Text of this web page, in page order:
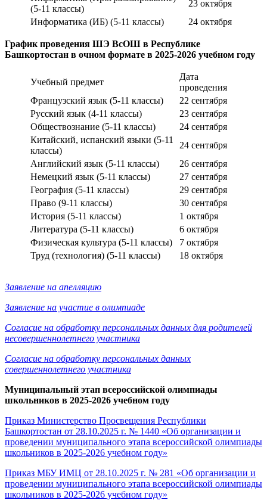
(5-11 классы)
23 октября
Информатика (ИБ) (5-11 классы)
24 октября
График проведения ШЭ ВсОШ в Республике
Башкортостан в очном формате в 2025-2026 учебном году
Учебный предмет
Дата
проведения
Французский язык (5-11 классы)
22 сентября
Русский язык (4-11 классы)
23 сентября
Обществознание (5-11 классы)
24 сентября
Китайский, испанский языки (5-11
классы)
24 сентября
Английский язык (5-11 классы)
26 сентября
Немецкий язык (5-11 классы)
27 сентября
География (5-11 классы)
29 сентября
Право (9-11 классы)
30 сентября
История (5-11 классы)
1 октября
Литература (5-11 классы)
6 октября
Физическая культура (5-11 классы)
7 октября
Труд (технология) (5-11 классы)
18 октября
Заявление на апелляцию
Заявление на участие в олимпиаде
Согласие на обработку персональных данных для родителей
несовершеннолетнего участника
Согласие на обработку персональных данных
совершеннолетнего участника
Муниципальный этап всероссийской олимпиады
школьников в 2025-2026 учебном году
Приказ Министерство Просвещения Республики
Башкортостан от 28.10.2025 г. № 1440 «Об организации и
проведении муниципального этапа всероссийской олимпиады
школьников в 2025-2026 учебном году»
Приказ МБУ ИМЦ от 28.10.2025 г. № 281 «Об организации и
проведении муниципального этапа всероссийской олимпиады
школьников в 2025-2026 учебном году»